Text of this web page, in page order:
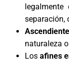
separación,
naturaleza
Los afines